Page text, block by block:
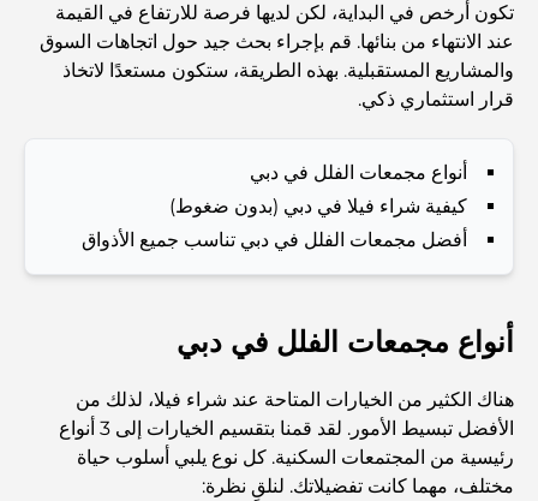
أفضل 7 نوادي رياضية في دبي هيلز: اللياقة البدنية في أبهى
صورها
اكتشف أفضل وجبة إفطار في منطقة الخليج التجاري، دبي
أغلى سيارة لامبورغيني على الإطلاق: قائمة هواة الجمع
أغلى مدارس جيمس في دبي: دليل شامل للآباء
تكون أرخص في البداية، لكن لديها فرصة للارتفاع في القيمة
عند الانتهاء من بنائها. قم بإجراء بحث جيد حول اتجاهات السوق
والمشاريع المستقبلية. بهذه الطريقة، ستكون مستعدًا لاتخاذ
قرار استثماري ذكي.
أنواع مجمعات الفلل في دبي
كيفية شراء فيلا في دبي (بدون ضغوط)
أفضل مجمعات الفلل في دبي تناسب جميع الأذواق
أنواع مجمعات الفلل في دبي
هناك الكثير من الخيارات المتاحة عند شراء فيلا، لذلك من
الأفضل تبسيط الأمور. لقد قمنا بتقسيم الخيارات إلى 3 أنواع
رئيسية من المجتمعات السكنية. كل نوع يلبي أسلوب حياة
مختلف، مهما كانت تفضيلاتك. لنلقِ نظرة: